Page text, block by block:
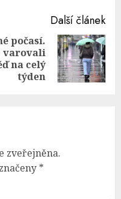
Další článek
počasí.
varovali
na celý
týden
zveřejněna.
*